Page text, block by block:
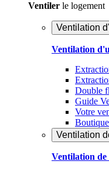
Ventiler le logement
Ventilation
Ventilation
Double
Guide
Votre
Ventilation
Ventilation de